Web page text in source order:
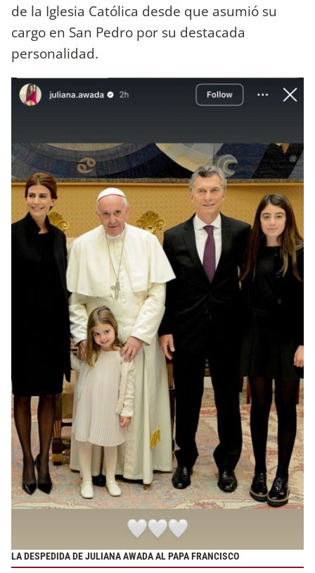
de la Iglesia Católica desde que asumió su
cargo en San Pedro por su destacada
personalidad.
LA DESPEDIDA DE JULIANA AWADA AL PAPA FRANCISCO